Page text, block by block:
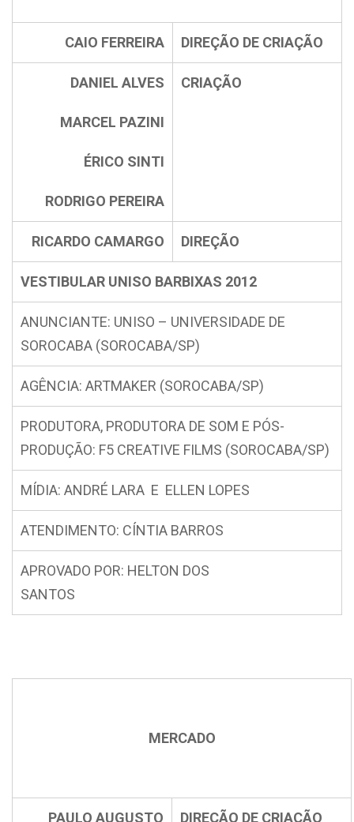
CAIO FERREIRA DIREÇÃO DE CRIAÇÃO
DANIEL ALVES
MARCEL PAZINI
ÉRICO SINTI
RODRIGO PEREIRA
CRIAÇÃO
RICARDO CAMARGO DIREÇÃO
VESTIBULAR UNISO BARBIXAS 2012
ANUNCIANTE: UNISO – UNIVERSIDADE DE
SOROCABA (SOROCABA/SP)
AGÊNCIA: ARTMAKER (SOROCABA/SP)
PRODUTORA, PRODUTORA DE SOM E PÓS-
PRODUÇÃO: F5 CREATIVE FILMS (SOROCABA/SP)
MÍDIA: ANDRÉ LARA E ELLEN LOPES
ATENDIMENTO: CÍNTIA BARROS
APROVADO POR: HELTON DOS
SANTOS
MERCADO
PAULO AUGUSTO DIREÇÃO DE CRIAÇÃO